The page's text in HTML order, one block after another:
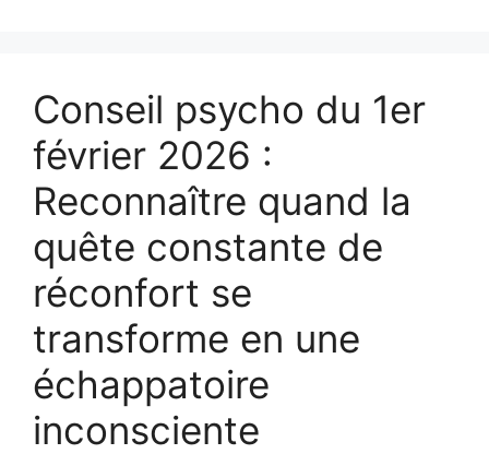
Conseil psycho du 1er
février 2026 :
Reconnaître quand la
quête constante de
réconfort se
transforme en une
échappatoire
inconsciente